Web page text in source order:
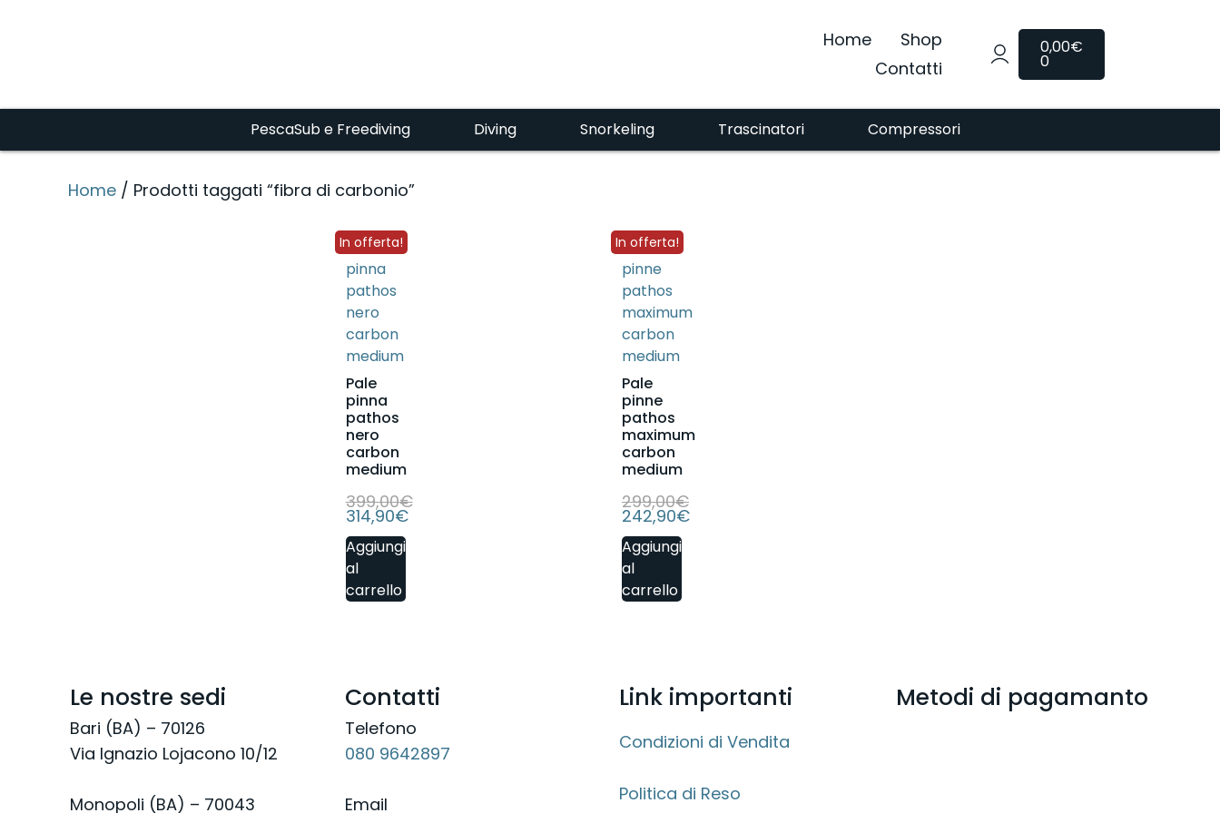
Home
Shop
Contatti
0,00€
0
PescaSub e Freediving Diving Snorkeling Trascinatori Compressori
Home/ Prodotti taggati “fibra di carbonio”
In offerta!
Pale
pinna
pathos
nero
carbon
medium
399,00€
314,90€
Aggiungi
al
carrello
In offerta!
Pale
pinne
pathos
maximum
carbon
medium
299,00€
242,90€
Aggiungi
al
carrello
Le nostre sedi
Bari (BA) – 70126
Via Ignazio Lojacono 10/12
Monopoli (BA) – 70043
Contatti
Telefono
080 9642897
Email
Link importanti
Condizioni di Vendita
Politica di Reso
Metodi di pagamanto